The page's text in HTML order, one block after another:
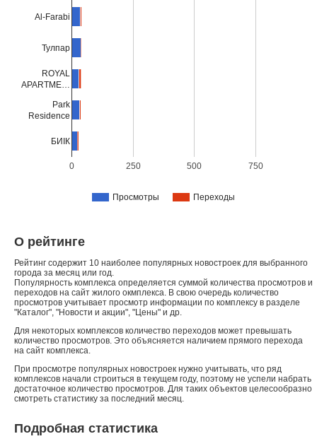
Просмотры Переходы
0 250 500 750
Al-Farabi
Тулпар
ROYAL
APARTME…
Park
Residence
БИIК
О рейтинге
Рейтинг содержит 10 наиболее популярных новостроек для выбранного
города за месяц или год.
Популярность комплекса определяется суммой количества просмотров и
переходов на сайт жилого окмплекса. В свою очередь количество
просмотров учитывает просмотр информации по комплексу в разделе
"Каталог", "Новости и акции", "Цены" и др.
Для некоторых комплексов количество переходов может превышать
количество просмотров. Это объясняется наличием прямого перехода
на сайт комплекса.
При просмотре популярных новостроек нужно учитывать, что ряд
комплексов начали строиться в текущем году, поэтому не успели набрать
достаточное количество просмотров. Для таких объектов целесообразно
смотреть статистику за последний месяц.
Подробная статистика